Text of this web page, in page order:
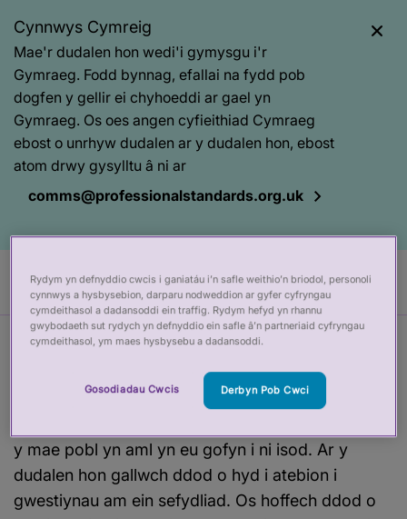
Cynnwys Cymreig
Mae'r dudalen hon wedi'i gymysgu i'r
Gymraeg. Fodd bynnag, efallai na fydd pob
dogfen y gellir ei chyhoeddi ar gael yn
Gymraeg. Os oes angen cyfieithiad Cymraeg
ebost o unrhyw dudalen ar y dudalen hon, ebost
atom drwy gysylltu â ni ar
comms@professionalstandards.org.uk
Cy
Cwestiynau cyffredin
y mae pobl yn aml yn eu gofyn i ni isod. Ar y
dudalen hon gallwch ddod o hyd i atebion i
gwestiynau am ein sefydliad. Os hoffech ddod o
Rydym yn defnyddio cwcis i ganiatáu i’n safle weithio’n briodol, personoli
cynnwys a hysbysebion, darparu nodweddion ar gyfer cyfryngau
cymdeithasol a dadansoddi ein traffig. Rydym hefyd yn rhannu
gwybodaeth sut rydych yn defnyddio ein safle â’n partneriaid cyfryngau
cymdeithasol, ym maes hysbysebu a dadansoddi.
Gosodiadau Cwcis Derbyn Pob Cwci